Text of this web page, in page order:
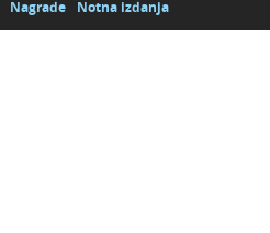
Nagrade Notna izdanja